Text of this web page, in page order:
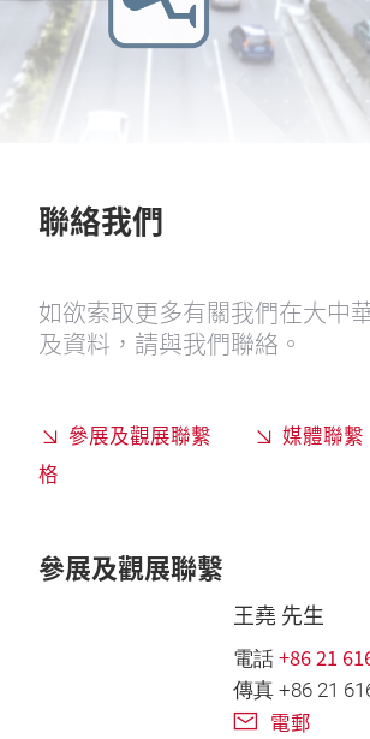
聯絡我們
如欲索取更多有關我們在大中
及資料，請與我們聯絡。
參展及觀展聯繫 媒體聯繫
格
參展及觀展聯繫
王堯 先生
電話 +86 21
傳真 +86 21
電郵